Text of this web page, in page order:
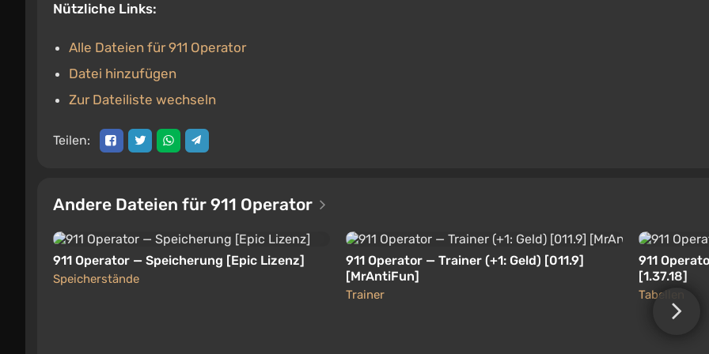
Nützliche Links:
Alle Dateien für 911 Operator
Datei hinzufügen
Zur Dateiliste wechseln
Teilen:
Andere Dateien für 911 Operator
911 Operator — Speicherung [Epic Lizenz]
Speicherstände
911 Operator — Trainer (+1: Geld) [011.9]
[MrAntiFun]
Trainer
911
[1.37.18]
Tabellen